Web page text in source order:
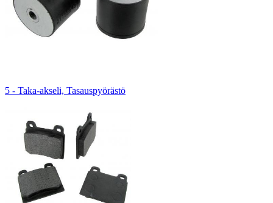
5 - Taka-akseli, Tasauspyörästö